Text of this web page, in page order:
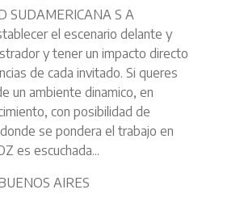
SUDAMERICANA S A
el escenario delante y
y tener un impacto directo
de cada invitado. Si queres
un ambiente dinamico, en
con posibilidad de
se pondera el trabajo en
es escuchada...
AIRES